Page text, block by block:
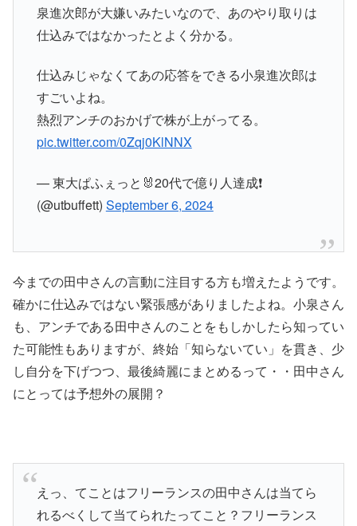
泉進次郎が大嫌いみたいなので、あのやり取りは
仕込みではなかったとよく分かる。
仕込みじゃなくてあの応答をできる小泉進次郎は
すごいよね。
熱烈アンチのおかげで株が上がってる。
pic.twitter.com/0Zqj0KlNNX
— 東大ぱふぇっと🐰20代で億り人達成❗
(@utbuffett) September 6, 2024
今までの田中さんの言動に注目する方も増えたようです。
確かに仕込みではない緊張感がありましたよね。小泉さん
も、アンチである田中さんのことをもしかしたら知ってい
た可能性もありますが、終始「知らないてい」を貫き、少
し自分を下げつつ、最後綺麗にまとめるって・・田中さん
にとっては予想外の展開？
えっ、てことはフリーランスの田中さんは当てら
れるべくして当てられたってこと？フリーランス